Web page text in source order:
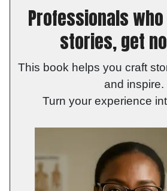
Professionals
stories, get
This book helps you craft
and inspire.
Turn your experience